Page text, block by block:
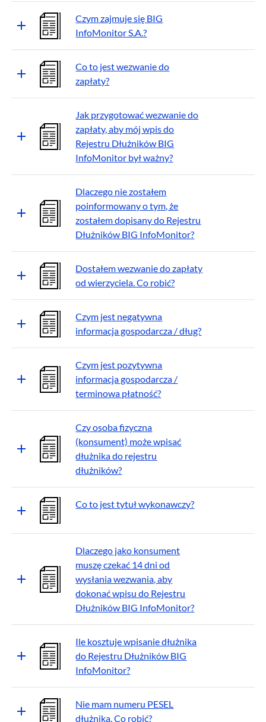
Czym zajmuje się BIG
InfoMonitor S.A.?
Co to jest wezwanie do
zapłaty?
Jak przygotować wezwanie do
zapłaty, aby mój wpis do
Rejestru Dłużników BIG
InfoMonitor był ważny?
Dlaczego nie zostałem
poinformowany o tym, że
zostałem dopisany do Rejestru
Dłużników BIG InfoMonitor?
Dostałem wezwanie do zapłaty
od wierzyciela. Co robić?
Czym jest negatywna
informacja gospodarcza / dług?
Czym jest pozytywna
informacja gospodarcza /
terminowa płatność?
Czy osoba fizyczna
(konsument) może wpisać
dłużnika do rejestru
dłużników?
Co to jest tytuł wykonawczy?
Dlaczego jako konsument
muszę czekać 14 dni od
wysłania wezwania, aby
dokonać wpisu do Rejestru
Dłużników BIG InfoMonitor?
Ile kosztuje wpisanie dłużnika
do Rejestru Dłużników BIG
InfoMonitor?
Nie mam numeru PESEL
dłużnika. Co robić?